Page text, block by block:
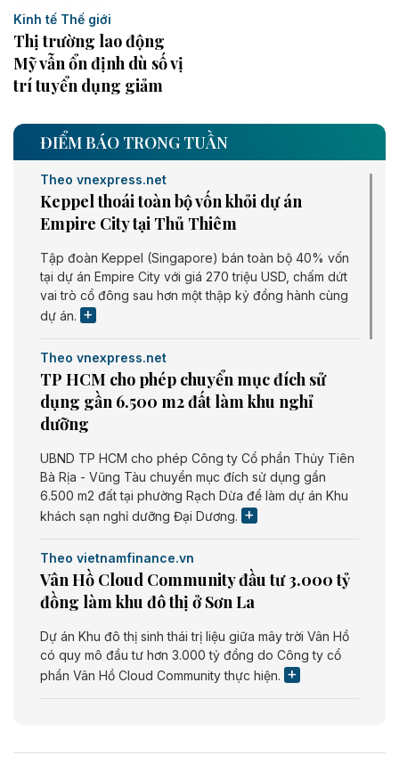
Kinh tế Thế giới
Thị trường lao động
Mỹ vẫn ổn định dù số vị
trí tuyển dụng giảm
ĐIỂM BÁO TRONG TUẦN
Theo vnexpress.net
Keppel thoái toàn bộ vốn khỏi dự án
Empire City tại Thủ Thiêm
Tập đoàn Keppel (Singapore) bán toàn bộ 40% vốn
tại dự án Empire City với giá 270 triệu USD, chấm dứt
vai trò cổ đông sau hơn một thập kỷ đồng hành cùng
dự án.
Theo vnexpress.net
TP HCM cho phép chuyển mục đích sử
dụng gần 6.500 m2 đất làm khu nghỉ
dưỡng
UBND TP HCM cho phép Công ty Cổ phần Thủy Tiên
Bà Rịa - Vũng Tàu chuyển mục đích sử dụng gần
6.500 m2 đất tại phường Rạch Dừa để làm dự án Khu
khách sạn nghỉ dưỡng Đại Dương.
Theo vietnamfinance.vn
Vân Hồ Cloud Community đầu tư 3.000 tỷ
đồng làm khu đô thị ở Sơn La
Dự án Khu đô thị sinh thái trị liệu giữa mây trời Vân Hồ
có quy mô đầu tư hơn 3.000 tỷ đồng do Công ty cổ
phần Vân Hồ Cloud Community thực hiện.